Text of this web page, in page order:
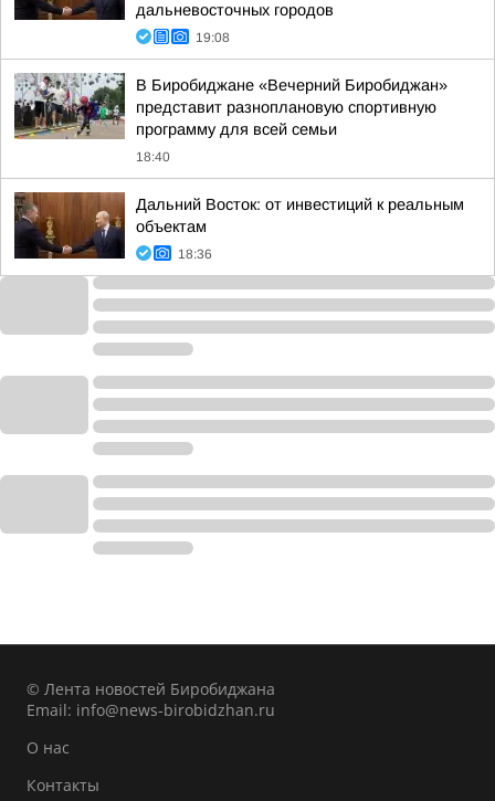
дальневосточных городов
19:08
В Биробиджане «Вечерний Биробиджан»
представит разноплановую спортивную
программу для всей семьи
18:40
Дальний Восток: от инвестиций к реальным
объектам
18:36
© Лента новостей Биробиджана
Email: info@news-birobidzhan.ru
О нас
Контакты